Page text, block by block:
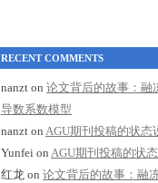
RECENT COMMENTS
nanzt on 论文背后的故事：融
导数系数模型
nanzt on AGU期刊投稿的状态
Yunfei on AGU期刊投稿的状
红龙 on 论文背后的故事：融